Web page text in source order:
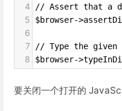
4
// Assert that a
5 $browser-
6
7
// Type the given
8 $browser-
要关闭一个打开的